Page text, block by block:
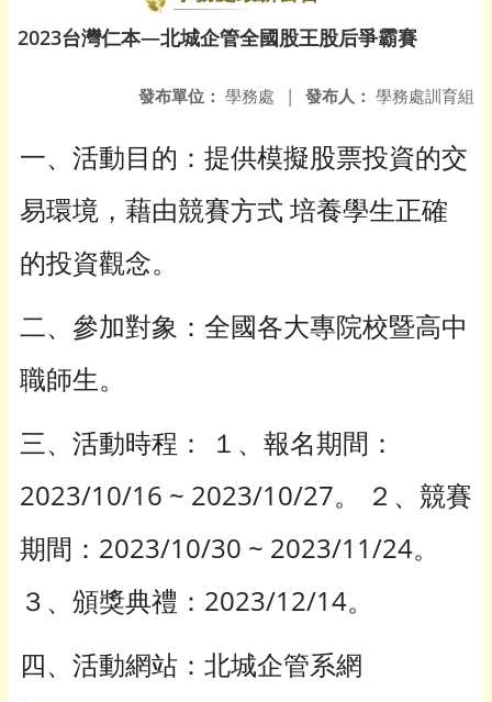
2023台灣仁本—北城企管全國股王股后爭霸賽
發布人： 學務處訓育組
發布單位： 學務處 |
一、活動目的：提供模擬股票投資的交
易環境，藉由競賽方式 培養學生正確
的投資觀念。
二、參加對象：全國各大專院校暨高中
職師生。
三、活動時程： １、報名期間：
2023/10/16 ~ 2023/10/27。 ２、競賽
期間：2023/10/30 ~ 2023/11/24。
３、頒獎典禮：2023/12/14。
四、活動網站：北城企管系網